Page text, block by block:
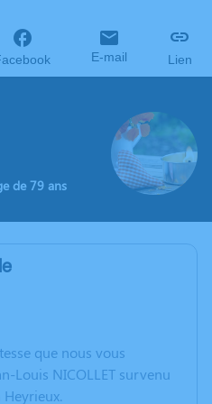
E-mail Lien
de 79 ans
que nous vous
Louis NICOLLET survenu